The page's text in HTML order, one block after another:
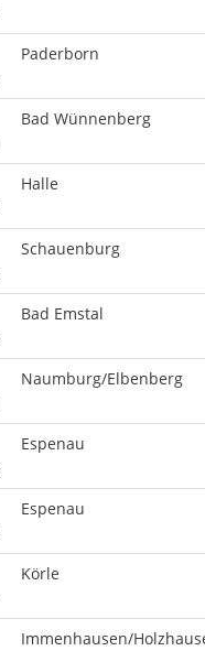
Paderborn
Bad Wünnenberg
Halle
Schauenburg
Bad Emstal
Naumburg/Elbenberg
Espenau
Espenau
Körle
Immenhausen/